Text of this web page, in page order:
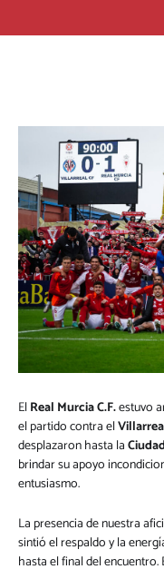
ElReal Murcia C.F.estuvo
el partido contra el
desplazaron hasta la
brindar su apoyo
entusiasmo.
La presencia de nuestra
sintió el respaldo y la
hasta el final del